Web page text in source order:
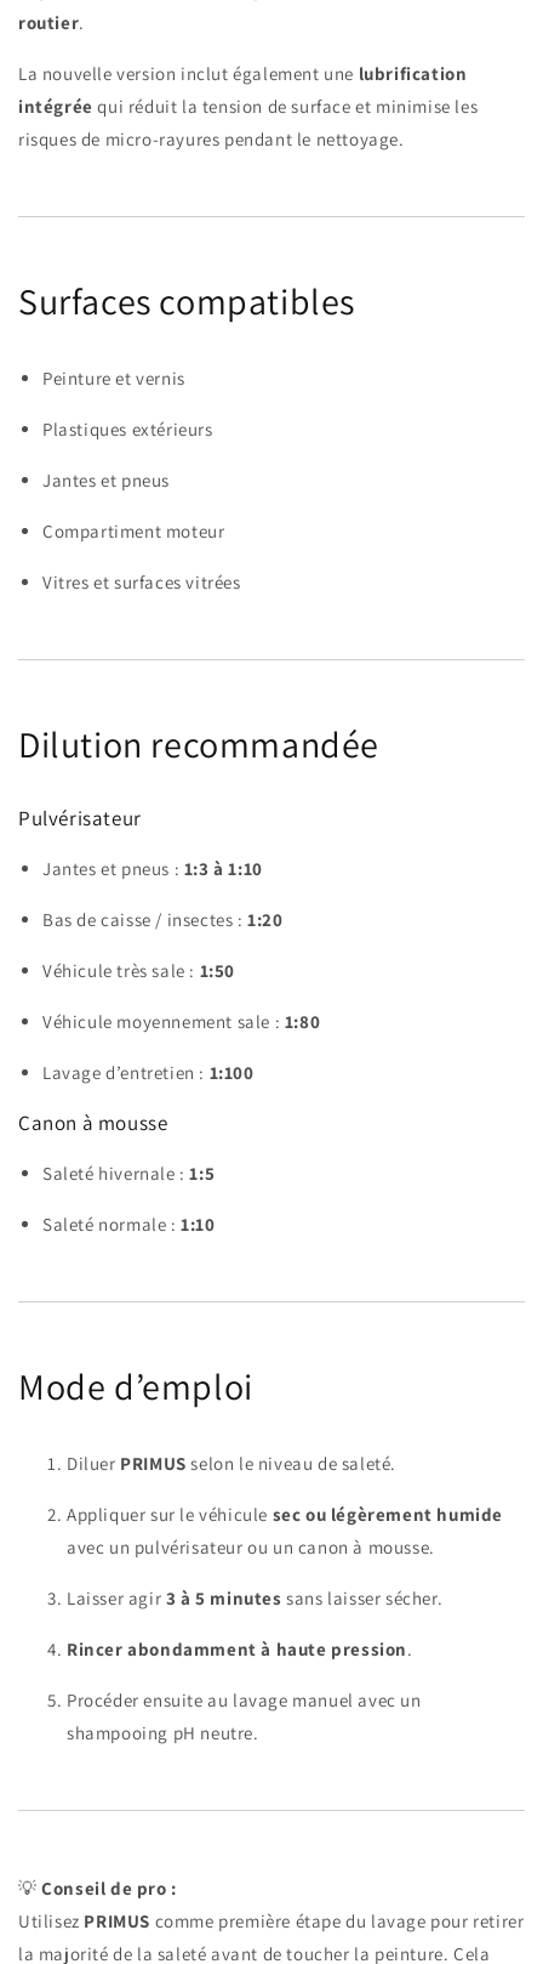
routier.
La nouvelle version inclut également une lubrification
intégrée qui réduit la tension de surface et minimise les
risques de micro-rayures pendant le nettoyage.
Surfaces compatibles
Peinture et vernis
Plastiques extérieurs
Jantes et pneus
Compartiment moteur
Vitres et surfaces vitrées
Dilution recommandée
Pulvérisateur
Jantes et pneus : 1:3 à 1:10
Bas de caisse / insectes :1:20
Véhicule très sale : 1:50
Véhicule moyennement sale : 1:80
Lavage d’entretien : 1:100
Canon à mousse
Saleté hivernale :1:5
Saleté normale :1:10
Mode d’emploi
Diluer PRIMUS selon le niveau de saleté.
Appliquer sur le véhicule sec ou légèrement humide
avec un pulvérisateur ou un canon à mousse.
Laisser agir 3 à 5 minutes sans laisser sécher.
Rincer abondamment à haute pression.
Procéder ensuite au lavage manuel avec un
shampooing pH neutre.
💡Conseil de pro :
Utilisez PRIMUS comme première étape du lavage pour retirer
la majorité de la saleté avant de toucher la peinture. Cela